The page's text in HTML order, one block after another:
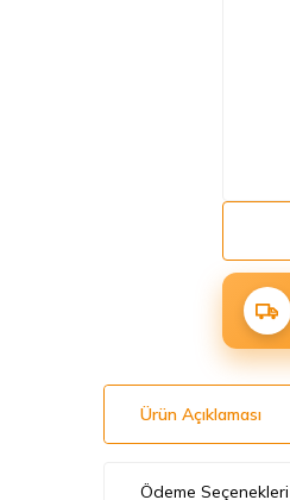
Ürün Açıklaması
Ödeme Seçenekleri